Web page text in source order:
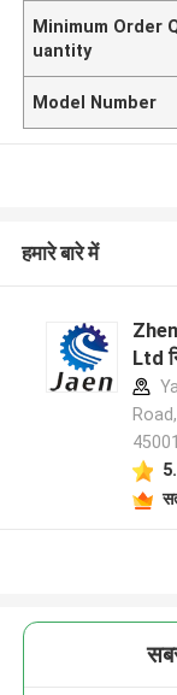
Minimum Order
uantity
Model Number
हमारे बारे में
Ltd